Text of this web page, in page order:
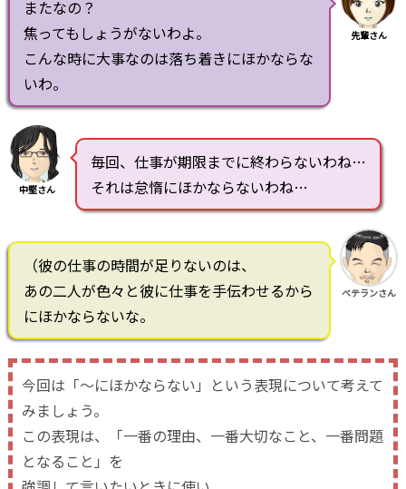
またなの？
焦ってもしょうがないわよ。
こんな時に大事なのは落ち着きにほかならな
いわ。
先輩さん
中堅さん
毎回、仕事が期限までに終わらないわね…
それは怠惰にほかならないわね…
（彼の仕事の時間が足りないのは、
あの二人が色々と彼に仕事を手伝わせるから
にほかならないな。
ベテランさん
今回は「～にほかならない」という表現について考えて
みましょう。
この表現は、「一番の理由、一番大切なこと、一番問題
となること」を